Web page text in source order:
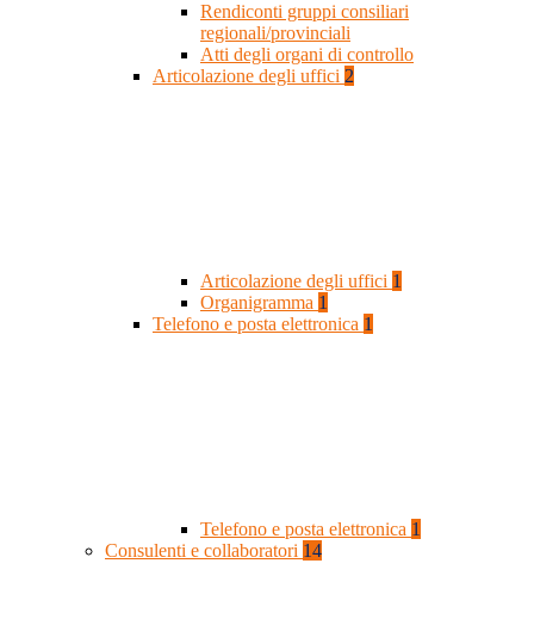
Rendiconti gruppi consiliari
regionali/provinciali
Atti degli organi di controllo
Articolazione degli uffici 2
Articolazione degli uffici 1
Organigramma 1
Telefono e posta elettronica 1
Telefono e posta elettronica 1
Consulenti e collaboratori 14